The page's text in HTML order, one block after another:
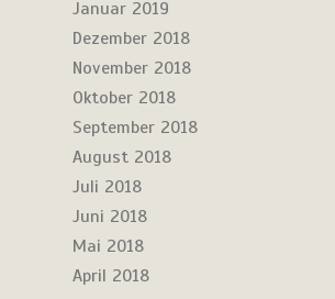
Januar 2019
Dezember 2018
November 2018
Oktober 2018
September 2018
August 2018
Juli 2018
Juni 2018
Mai 2018
April 2018